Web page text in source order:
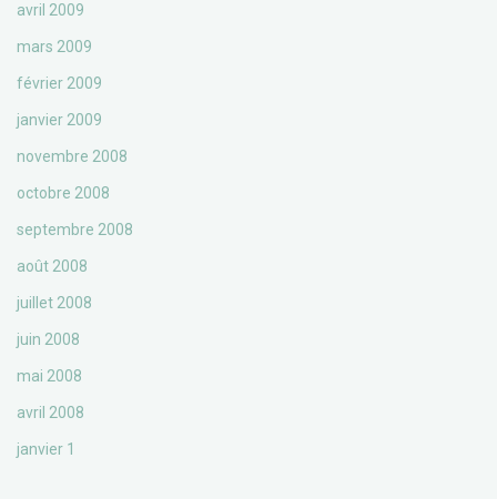
avril 2009
mars 2009
février 2009
janvier 2009
novembre 2008
octobre 2008
septembre 2008
août 2008
juillet 2008
juin 2008
mai 2008
avril 2008
janvier 1